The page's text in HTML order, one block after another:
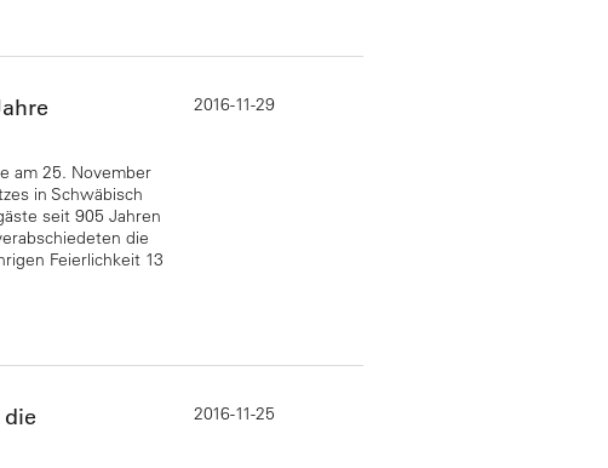
am 25. November
in Schwäbisch
seit 905 Jahren
die
Feierlichkeit 13
2016-11-29
2016-11-25